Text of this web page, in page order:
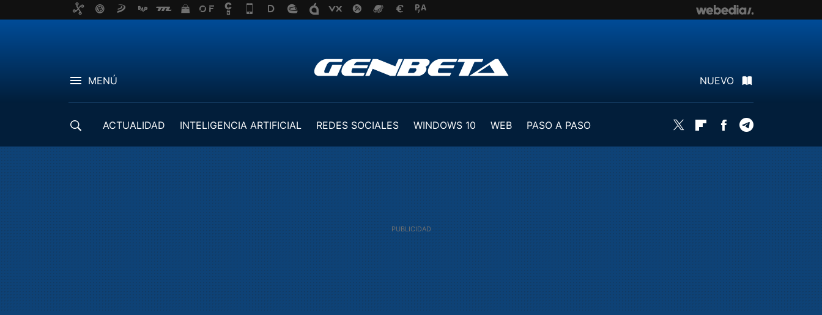
MENÚ NUEVO
ACTUALIDAD INTELIGENCIA ARTIFICIAL REDES SOCIALES WINDOWS 10 WEB
PASO A PASO
Twitter FlipboardFacebook